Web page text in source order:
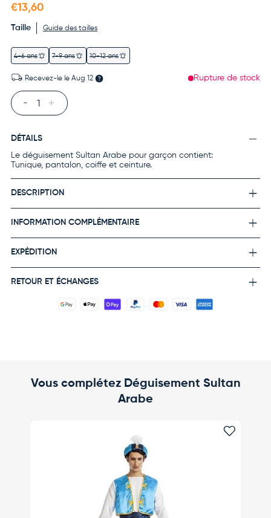
€13,60
Taille Guide des tailles
4-6 ans 7-9 ans 10-12 ans
Rupture de stock
Recevez-le le Aug 12
Qté
DÉTAILS
Le déguisement Sultan Arabe pour garçon contient:
Tunique, pantalon, coiffe et ceinture.
DESCRIPTION
INFORMATION COMPLÉMENTAIRE
EXPÉDITION
RETOUR ET ÉCHANGES
Vous complétez Déguisement Sultan
Arabe